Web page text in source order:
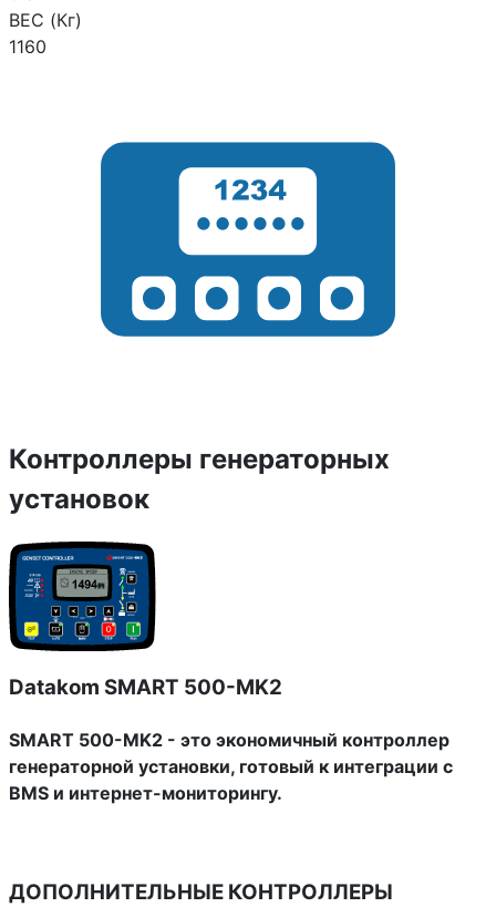
ВЕС (Кг)
1160
Контроллеры генераторных
установок
Datakom SMART 500-MK2
SMART 500-MK2 - это экономичный контроллер
генераторной установки, готовый к интеграции с
BMS и интернет-мониторингу.
ДОПОЛНИТЕЛЬНЫЕ КОНТРОЛЛЕРЫ